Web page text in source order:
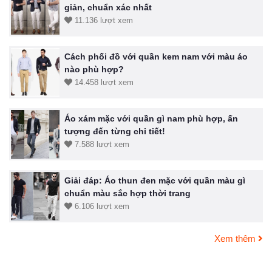
giản, chuẩn xác nhất
11.136 lượt xem
Cách phối đồ với quần kem nam với màu áo
nào phù hợp?
14.458 lượt xem
Áo xám mặc với quần gì nam phù hợp, ấn
tượng đến từng chi tiết!
7.588 lượt xem
Giải đáp: Áo thun đen mặc với quần màu gì
chuẩn màu sắc hợp thời trang
6.106 lượt xem
Xem thêm